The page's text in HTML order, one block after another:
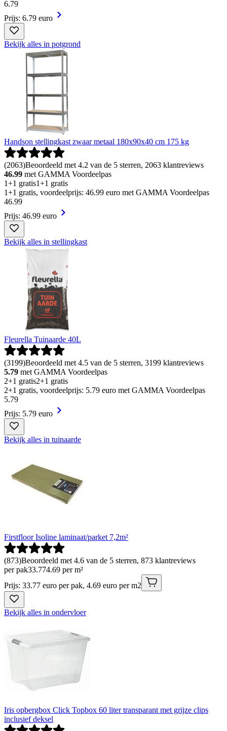
6.79
Prijs: 6.79 euro
Bekijk alles in potgrond
Handson stellingkast zwaar metaal 180x90x40 cm 175 kg
(2063)Beoordeeld met 4.2 van de 5 sterren, 2063 klantreviews
46.99 met GAMMA Voordeelpas
1+1 gratis1+1 gratis
1+1 gratis, voordeelprijs: 46.99 euro met GAMMA Voordeelpas
46.99
Prijs: 46.99 euro
Bekijk alles in stellingkast
Fleurella Tuinaarde 40L
(3199)Beoordeeld met 4.5 van de 5 sterren, 3199 klantreviews
5.79 met GAMMA Voordeelpas
2+1 gratis2+1 gratis
2+1 gratis, voordeelprijs: 5.79 euro met GAMMA Voordeelpas
5.79
Prijs: 5.79 euro
Bekijk alles in tuinaarde
Firstfloor Isoline laminaat/parket 7,2m²
(873)Beoordeeld met 4.6 van de 5 sterren, 873 klantreviews
per pak33.774.69 per m²
Prijs: 33.77 euro per pak, 4.69 euro per m2
Bekijk alles in ondervloer
Iris opbergbox Click Topbox 60 liter transparant met grijze clips
inclusief deksel